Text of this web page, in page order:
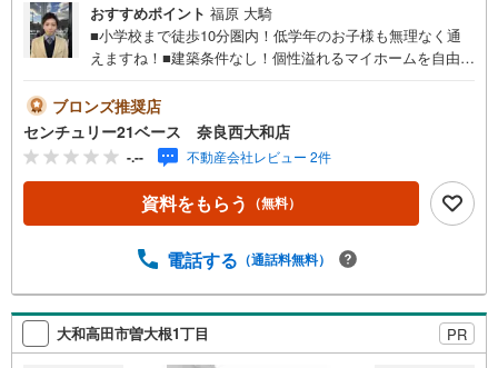
おすすめポイント 福原 大騎
■小学校まで徒歩10分圏内！低学年のお子様も無理なく通
えますね！■建築条件なし！個性溢れるマイホームを自由に
中！・お仕事終わりのお時間でもご見学可！・今から見た
い！というお声にもご対応できます！◇住宅ローンもお任
せください！◇・提携銀行多数あり（地方銀行・都市銀
行・信用金庫etc）・優遇後適用金利 0.875％～（審査内容
により異なります）--- ◇◇ Yahoo！不動産キャンペーン対
象店舗 ◇◇ ----当店で物件を成約いただくとPayPayボーナ
ーン】の対象になります。「資料をもらう」「見学予約を
でログインのうえお問い合わせください。------------------------
-----
ブロンズ推奨店
センチュリー21ベース 奈良西大和店
-.-- 不動産会社レビュー 2件
資料をもらう （無料）
電話する （通話料無料）
大和高田市曽大根1丁目 PR